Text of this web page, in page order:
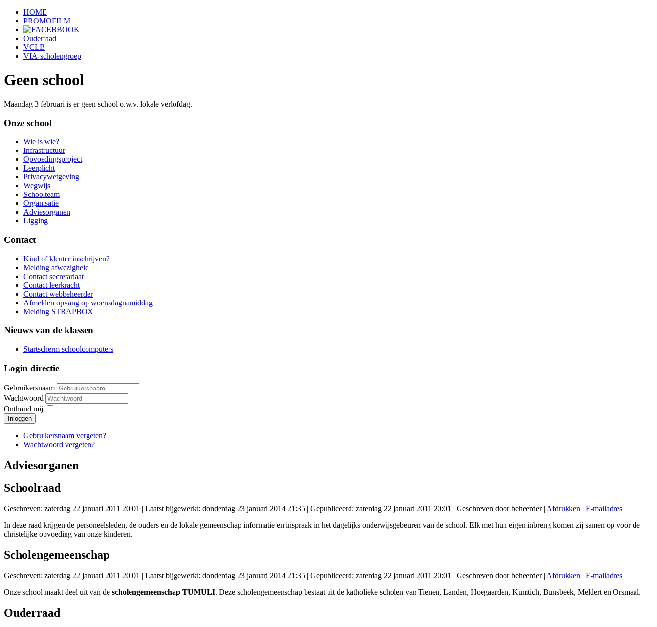
HOME
PROMOFILM
Ouderraad
VCLB
VIA-scholengroep
Geen school
Maandag 3 februari is er geen school o.w.v. lokale verlofdag.
Onze school
Wie is wie?
Infrastructuur
Opvoedingsproject
Leerplicht
Privacywetgeving
Wegwijs
Schoolteam
Organisatie
Adviesorganen
Ligging
Contact
Kind of kleuter inschrijven?
Melding afwezigheid
Contact secretariaat
Contact leerkracht
Contact webbeheerder
Afmelden opvang op woensdagnamiddag
Melding STRAPBOX
Nieuws van de klassen
Startscherm schoolcomputers
Login directie
Gebruikersnaam
Wachtwoord
Onthoud mij
Inloggen
Gebruikersnaam vergeten?
Wachtwoord vergeten?
Adviesorganen
Schoolraad
Geschreven: zaterdag 22 januari 2011 20:01 | Laatst bijgewerkt: donderdag 23 januari 2014 21:35 | Gepubliceerd: zaterdag 22 januari 2011 20:01 | Geschreven door beheerder| Afdrukken | E-mailadres
In deze raad krijgen de personeelsleden, de ouders en de lokale gemeenschap informatie en inspraak in het dagelijks onderwijsgebeuren van de school. Elk met hun eigen inbreng komen zij samen op voor de
christelijke opvoeding van onze kinderen.
Scholengemeenschap
Geschreven: zaterdag 22 januari 2011 20:01 | Laatst bijgewerkt: donderdag 23 januari 2014 21:35 | Gepubliceerd: zaterdag 22 januari 2011 20:01 | Geschreven door beheerder| Afdrukken | E-mailadres
Onze school maakt deel uit van de scholengemeenschap TUMULI. Deze scholengemeenschap bestaat uit de katholieke scholen van Tienen, Landen, Hoegaarden, Kumtich, Bunsbeek, Meldert en Orsmaal.
Ouderraad